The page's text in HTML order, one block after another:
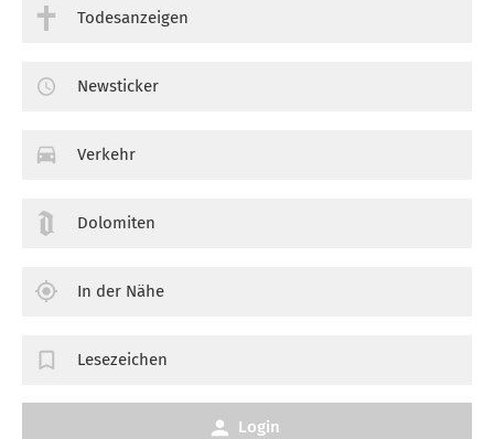
Todesanzeigen
Newsticker
Verkehr
Dolomiten
In der Nähe
Lesezeichen
Login